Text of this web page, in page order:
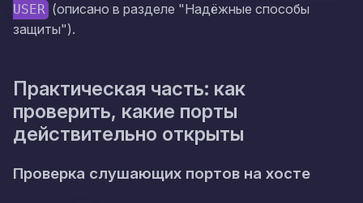
USER (описано в разделе "Надёжные способы
защиты").
Практическая часть: как
проверить, какие порты
действительно открыты
Проверка слушающих портов на хосте